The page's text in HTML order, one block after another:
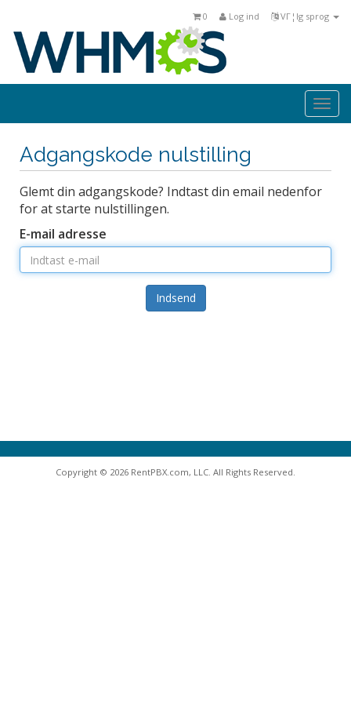
VΓ¦lg sprog
Log ind
0
Adgangskode nulstilling
Glemt din adgangskode? Indtast din email nedenfor
for at starte nulstillingen.
E-mail adresse
Indsend
Copyright © 2026 RentPBX.com, LLC. All Rights Reserved.